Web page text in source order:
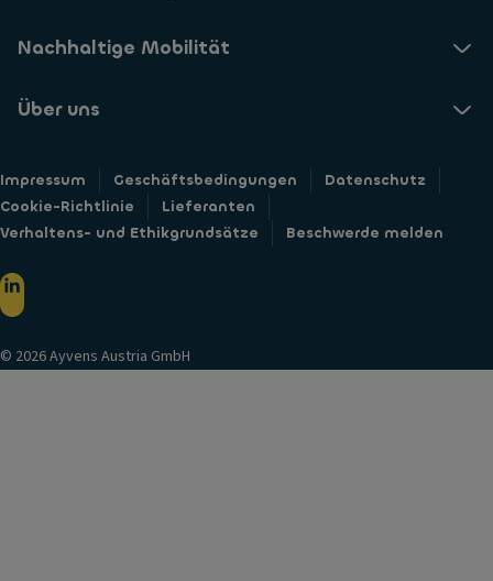
Nachhaltige Mobilität
Über uns
Impressum Geschäftsbedingungen
Datenschutz
Cookie-Richtlinie
Lieferanten
Verhaltens- und Ethikgrundsätze
Beschwerde melden
© 2026 Ayvens Austria GmbH